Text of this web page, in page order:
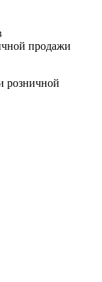
продажи
розничной